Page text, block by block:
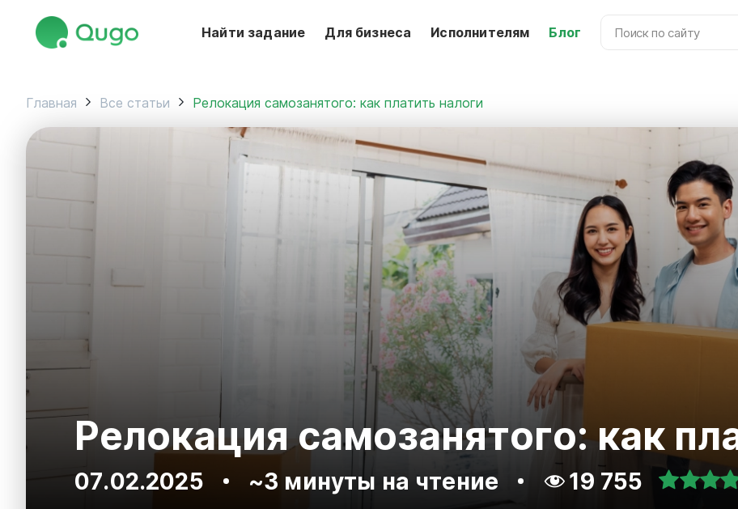
Найти задание Для бизнеса Исполнителям Блог
Главная Все статьи Релокация самозанятого: как платить налоги
Релокация самозанятого: как
07.02.2025 ~3 минуты на чтение 19 755